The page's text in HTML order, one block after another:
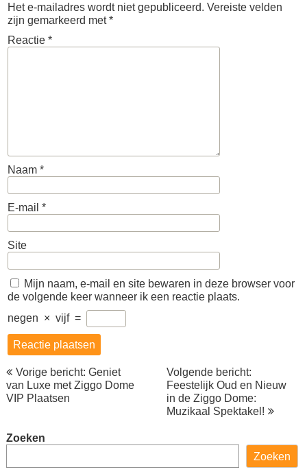
Het e-mailadres wordt niet gepubliceerd. Vereiste velden
zijn gemarkeerd met*
Reactie *
Naam *
E-mail *
Site
Mijn naam, e-mail en site bewaren in deze browser voor
de volgende keer wanneer ik een reactie plaats.
negen × vijf =
Berichtnavigatie
Vorige bericht: Geniet
van Luxe met Ziggo Dome
VIP Plaatsen
Volgende bericht:
Feestelijk Oud en Nieuw
in de Ziggo Dome:
Muzikaal Spektakel!
Zoeken
Zoeken